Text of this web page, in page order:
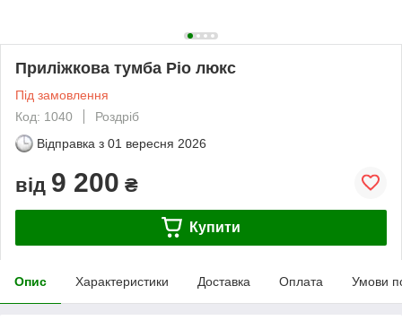
Приліжкова тумба Ріо люкс
Під замовлення
Код: 1040
Роздріб
Відправка з 01 вересня 2026
від 9 200 ₴
Купити
Опис Характеристики Доставка Оплата Умови